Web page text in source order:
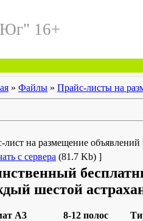
16+
» Файлы » Прайс-листы на
лист на размещение объявлений
с сервера (81.7 Kb) ]
шестой
А3 8-12 полос Тираж